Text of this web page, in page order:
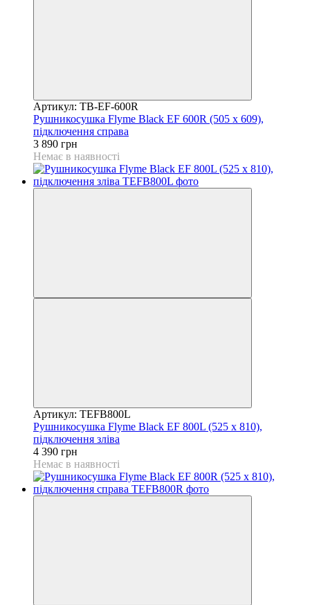
Артикул: TB-EF-600R
Рушникосушка Flyme Black EF 600R (505 х 609),
підключення справа
3 890 грн
Немає в наявності
Артикул: TEFB800L
Рушникосушка Flyme Black EF 800L (525 х 810),
підключення зліва
4 390 грн
Немає в наявності